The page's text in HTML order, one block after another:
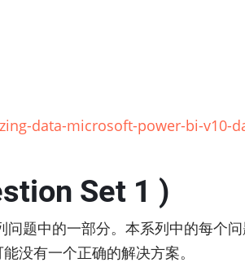
data-microsoft-power-bi-v10-
Set 1 )
题中的一部分。本系列中的每个
没有一个正确的解决方案。